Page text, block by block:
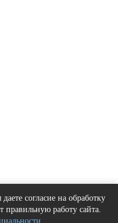
согласие на обработку
правильную работу сайта.